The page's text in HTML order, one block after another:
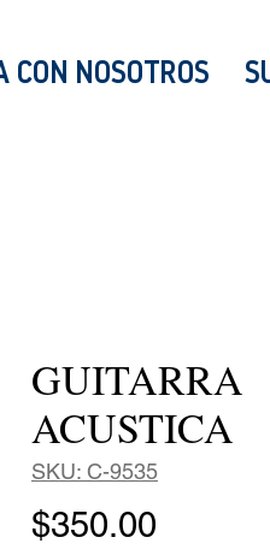
CON NOSOTROS
GUITARRA
ACUSTICA
SKU: C-9535
$350.00